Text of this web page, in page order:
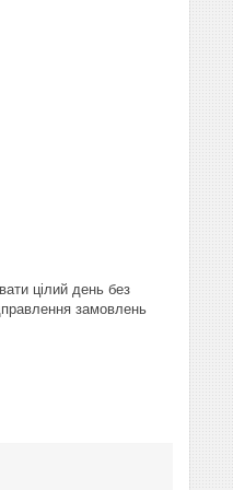
цілий день без
замовлень